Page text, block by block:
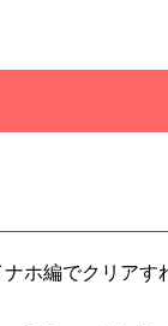
ホ編でクリアす